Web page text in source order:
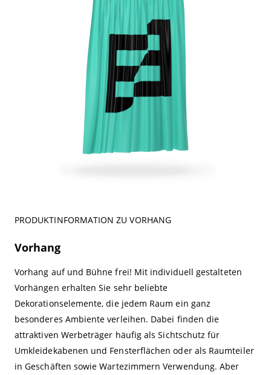
PRODUKTINFORMATION ZU VORHANG
Vorhang
Vorhang auf und Bühne frei! Mit individuell gestalteten
Vorhängen erhalten Sie sehr beliebte
Dekorationselemente, die jedem Raum ein ganz
besonderes Ambiente verleihen. Dabei finden die
attraktiven Werbeträger häufig als Sichtschutz für
Umkleidekabenen und Fensterflächen oder als Raumteiler
in Geschäften sowie Wartezimmern Verwendung. Aber